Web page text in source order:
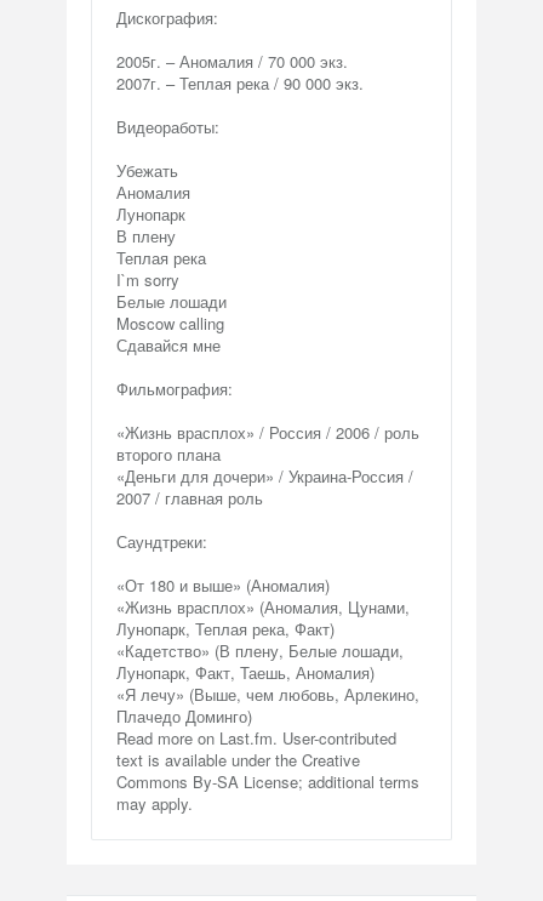
Дискография:
2005г. – Аномалия / 70 000 экз.
2007г. – Теплая река / 90 000 экз.
Видеоработы:
Убежать
Аномалия
Лунопарк
В плену
Теплая река
I`m sorry
Белые лошади
Moscow calling
Сдавайся мне
Фильмография:
«Жизнь врасплох» / Россия / 2006 / роль
второго плана
«Деньги для дочери» / Украина-Россия /
2007 / главная роль
Саундтреки:
«От 180 и выше» (Аномалия)
«Жизнь врасплох» (Аномалия, Цунами,
Лунопарк, Теплая река, Факт)
«Кадетство» (В плену, Белые лошади,
Лунопарк, Факт, Таешь, Аномалия)
«Я лечу» (Выше, чем любовь, Арлекино,
Плачедо Доминго)
Read more on Last.fm. User-contributed
text is available under the Creative
Commons By-SA License; additional terms
may apply.